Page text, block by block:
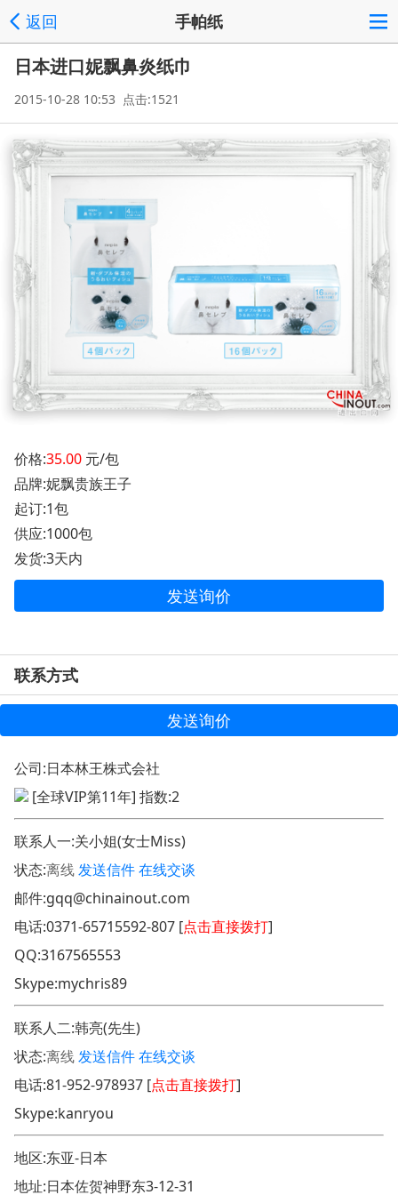
返回 手帕纸
日本进口妮飘鼻炎纸巾
2015-10-28 10:53 点击:1521
价格:35.00 元/包
品牌:妮飘贵族王子
起订:1包
供应:1000包
发货:3天内
发送询价
联系方式
发送询价
公司:日本林王株式会社
[全球VIP第11年] 指数:2
联系人一:关小姐(女士Miss)
状态:离线发送信件在线交谈
邮件:gqq@chinainout.com
电话:0371-65715592-807 [点击直接拨打]
QQ:3167565553
Skype:mychris89
联系人二:韩亮(先生)
状态:离线发送信件在线交谈
电话:81-952-978937 [点击直接拨打]
Skype:kanryou
地区:东亚-日本
地址:日本佐贺神野东3-12-31